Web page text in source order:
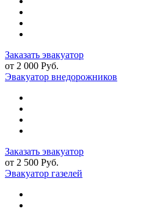
Заказать эвакуатор
от 2 000 Руб.
Эвакуатор внедорожников
Заказать эвакуатор
от 2 500 Руб.
Эвакуатор газелей